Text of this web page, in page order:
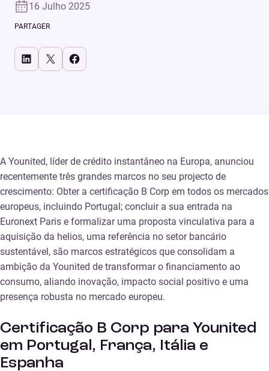
16 Julho 2025
PARTAGER
Share on LinkedIn Share on X Share on Facebook
A Younited, líder de crédito instantâneo na Europa, anunciou
recentemente três grandes marcos no seu projecto de
crescimento: Obter a certificação B Corp em todos os mercados
europeus, incluindo Portugal; concluir a sua entrada na
Euronext Paris e formalizar uma proposta vinculativa para a
aquisição da helios, uma referência no setor bancário
sustentável, são marcos estratégicos que consolidam a
ambição da Younited de transformar o financiamento ao
consumo, aliando inovação, impacto social positivo e uma
presença robusta no mercado europeu.
Certificação B Corp para Younited
em Portugal, França, Itália e
Espanha